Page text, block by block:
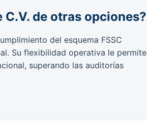
C.V. de otras opciones?
del esquema FSSC
Su flexibilidad operativa le permite
superando las auditorías